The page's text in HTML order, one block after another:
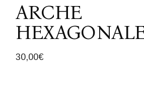
ARCHE
30,00€